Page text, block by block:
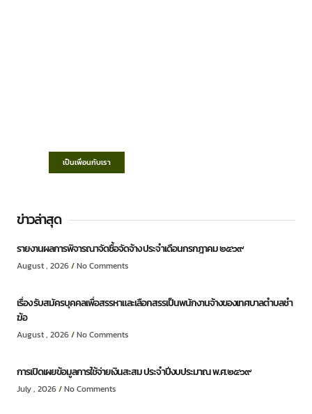
เป็นเพื่อนกับเรา
ข่าวล่าสุด
รายงานผลการพิจารณาจัดซื้อจัดจ้าง ประจำเดือนกรกฎาคม ๒๕๖๙
August , 2026 No Comments
เรื่อง รับสมัครบุคคลเพื่อสรรหาและเลือกสรรเป็นพนักงานจ้างของเทศบาลตำบลชำ
ฆ้อ
August , 2026 No Comments
การเปิดเผยข้อมูลการใช้จ่ายเงินสะสม ประจำปีงบประมาณ พ.ศ.๒๕๖๙
July , 2026 No Comments